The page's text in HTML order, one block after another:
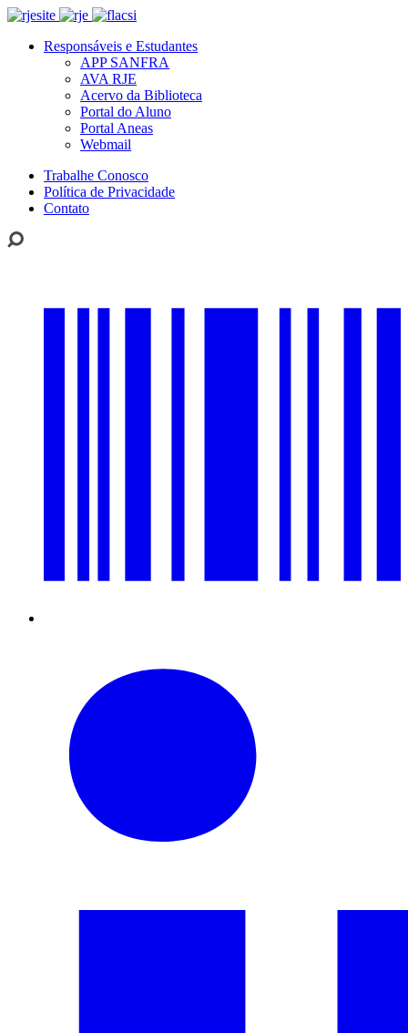
Responsáveis e Estudantes
APP SANFRA
AVA RJE
Acervo da Biblioteca
Portal do Aluno
Portal Aneas
Webmail
Trabalhe Conosco
Política de Privacidade
Contato